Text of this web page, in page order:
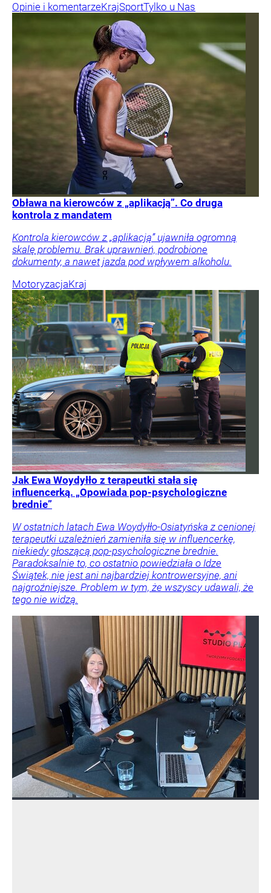
Opinie i komentarzeKrajSportTylko u Nas
Obława na kierowców z „aplikacją”. Co druga
kontrola z mandatem
Kontrola kierowców z „aplikacją” ujawniła ogromną
skalę problemu. Brak uprawnień, podrobione
dokumenty, a nawet jazda pod wpływem alkoholu.
MotoryzacjaKraj
Jak Ewa Woydyłło z terapeutki stała się
influencerką. „Opowiada pop-psychologiczne
brednie”
W ostatnich latach Ewa Woydyłło-Osiatyńska z cenionej
terapeutki uzależnień zamieniła się w influencerkę,
niekiedy głoszącą pop-psychologiczne brednie.
Paradoksalnie to, co ostatnio powiedziała o Idze
Świątek, nie jest ani najbardziej kontrowersyjne, ani
najgroźniejsze. Problem w tym, że wszyscy udawali, że
tego nie widzą.